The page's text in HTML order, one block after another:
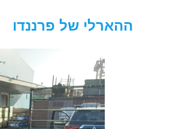
ההארלי של פרננדו